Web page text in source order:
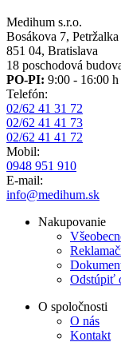
Medihum s.r.o.
Bosákova 7, Petržalka
851 04, Bratislava
18 poschodová
PO-PI: 9:00 - 16:00 h
Telefón:
02/62 41 31 72
02/62 41 41 73
02/62 41 41 72
Mobil:
0948 951 910
E-mail:
info@medihum.sk
Nakupovanie
Odstúpiť
O spoločnosti
O nás
Kontakt